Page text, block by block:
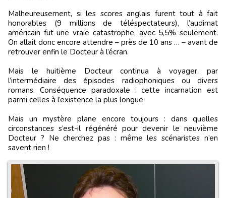
Malheureusement, si les scores anglais furent tout à fait
honorables (9 millions de téléspectateurs), l’audimat
américain fut une vraie catastrophe, avec 5,5% seulement.
On allait donc encore attendre – près de 10 ans … – avant de
retrouver enfin le Docteur à l’écran.
Mais le huitième Docteur continua à voyager, par
l’intermédiaire des épisodes radiophoniques ou divers
romans. Conséquence paradoxale : cette incarnation est
parmi celles à l’existence la plus longue.
Mais un mystère plane encore toujours : dans quelles
circonstances s’est-il régénéré pour devenir le neuvième
Docteur ? Ne cherchez pas : même les scénaristes n’en
savent rien !